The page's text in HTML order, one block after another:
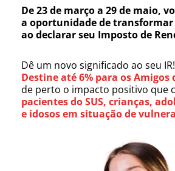
De 23 de março a 29 de maio,
a oportunidade de transformar
ao declarar seu Imposto de
Dê um novo significado ao seu IR!
Destine até 6% para os Amigos
de perto o impacto positivo que
pacientes do SUS, crianças,
e idosos em situação de